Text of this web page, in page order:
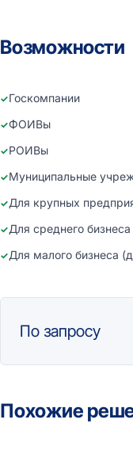
Возможности
Госкомпании
ФОИВы
РОИВы
Муниципальные
Для крупных
Для среднего
Для малого бизнеса
По запросу
Похожие